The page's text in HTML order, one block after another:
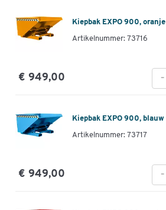
Kiepbak EXPO 900, oranje
Artikelnummer: 73716
€ 949,00 -
Kiepbak EXPO 900, blauw
Artikelnummer: 73717
€ 949,00 -